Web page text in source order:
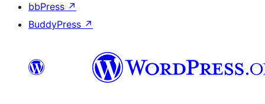
bbPress ↗
BuddyPress ↗